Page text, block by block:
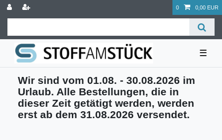
0 0,00 EUR
☰
Wir sind vom 01.08. - 30.08.2026 im
Urlaub. Alle Bestellungen, die in
dieser Zeit getätigt werden, werden
erst ab dem 31.08.2026 versendet.